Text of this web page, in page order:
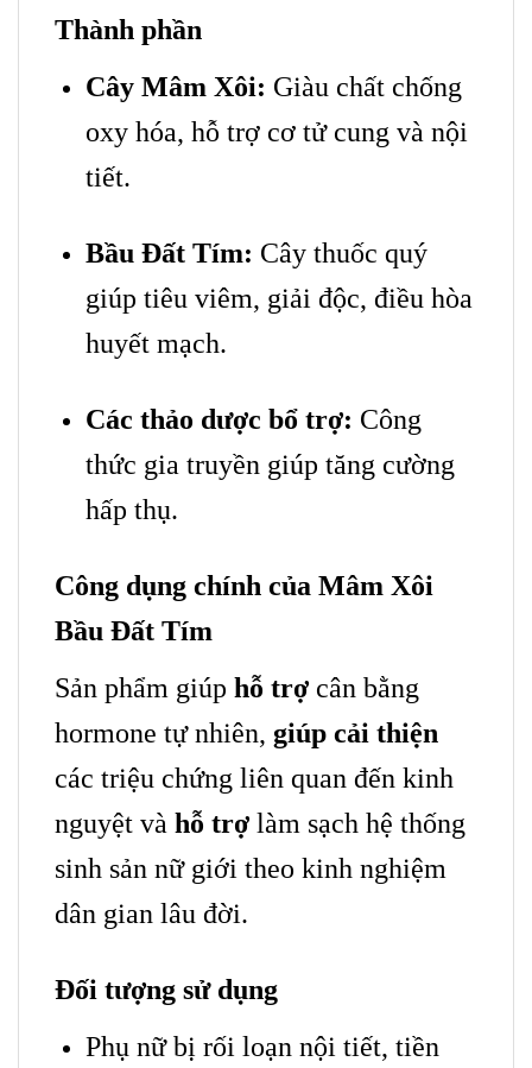
Thành phần
Cây Mâm Xôi: Giàu chất chống
oxy hóa, hỗ trợ cơ tử cung và nội
tiết.
Bầu Đất Tím: Cây thuốc quý
giúp tiêu viêm, giải độc, điều hòa
huyết mạch.
Các thảo dược bổ trợ: Công
thức gia truyền giúp tăng cường
hấp thụ.
Công dụng chính của Mâm Xôi
Bầu Đất Tím
Sản phẩm giúp hỗ trợ cân bằng
hormone tự nhiên, giúp cải thiện
các triệu chứng liên quan đến kinh
nguyệt và hỗ trợ làm sạch hệ thống
sinh sản nữ giới theo kinh nghiệm
dân gian lâu đời.
Đối tượng sử dụng
Phụ nữ bị rối loạn nội tiết, tiền